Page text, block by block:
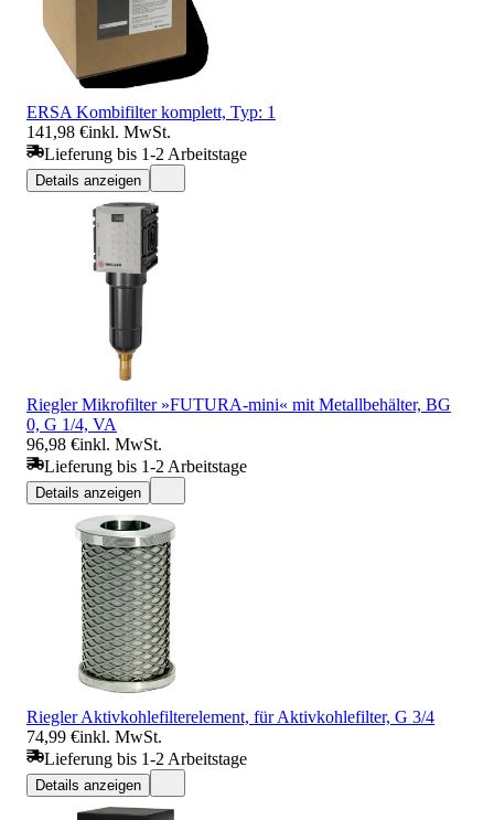
ERSA Kombifilter komplett, Typ: 1
141,98 €inkl. MwSt.
Lieferung bis 1-2 Arbeitstage
Details anzeigen
Riegler Mikrofilter »FUTURA-mini« mit Metallbehälter, BG
0, G 1/4, VA
96,98 €inkl. MwSt.
Lieferung bis 1-2 Arbeitstage
Details anzeigen
Riegler Aktivkohlefilterelement, für Aktivkohlefilter, G 3/4
74,99 €inkl. MwSt.
Lieferung bis 1-2 Arbeitstage
Details anzeigen